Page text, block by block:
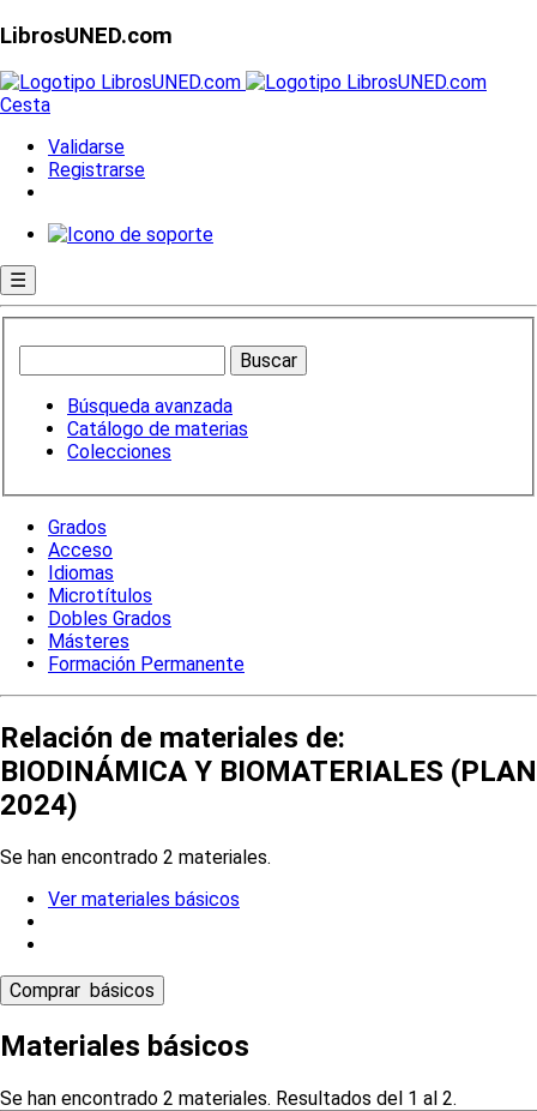
LibrosUNED.com
Cesta
Validarse
Registrarse
☰
Búsqueda avanzada
Catálogo de materias
Colecciones
Grados
Acceso
Idiomas
Microtítulos
Dobles Grados
Másteres
Formación Permanente
Relación de materiales de:
BIODINÁMICA Y BIOMATERIALES (PLAN
2024)
Se han encontrado 2 materiales.
Ver materiales básicos
Materiales básicos
Se han encontrado 2 materiales. Resultados del 1 al 2.